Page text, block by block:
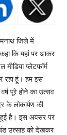
जिले में
कि यहां पर आकर
प्लेटफॉर्म
रहा हूं। हम इस
पूरे होने का उत्सव
के लोकार्पण की
हुई है। इस अवसर पर
उत्साह को देखकर